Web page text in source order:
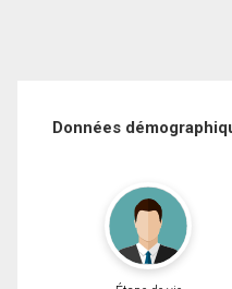
Données